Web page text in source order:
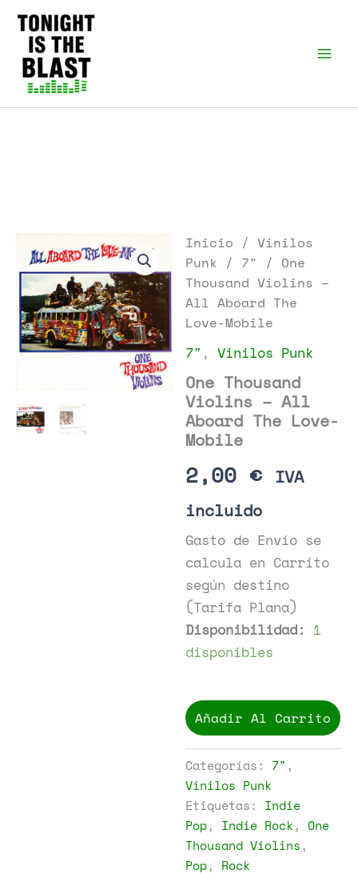
contenido
Inicio /Vinilos
Punk / 7" / One
Thousand Violins –
All Aboard The
Love-Mobile
7" ,Vinilos Punk
One Thousand
Violins – All
Aboard The Love-
Mobile
2,00 € IVA
incluido
Gasto de Envío se
calcula en Carrito
según destino
(Tarifa Plana)
Disponibilidad: 1
disponibles
Thousand
Violins
All
Aboard
The
Love-
Mobile
cantidad
Añadir Al Carrito
Categorías: 7" ,
Vinilos Punk
Etiquetas: Indie
Pop, Indie Rock,One
Thousand Violins,
Pop, Rock